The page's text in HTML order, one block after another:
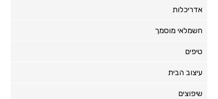
אדריכלות
חשמלאי מוסמך
טיפים
עיצוב הבית
שיפוצים